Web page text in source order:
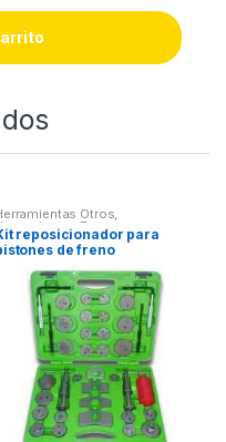
Otros,
Frenos y
reposicionador para
de freno